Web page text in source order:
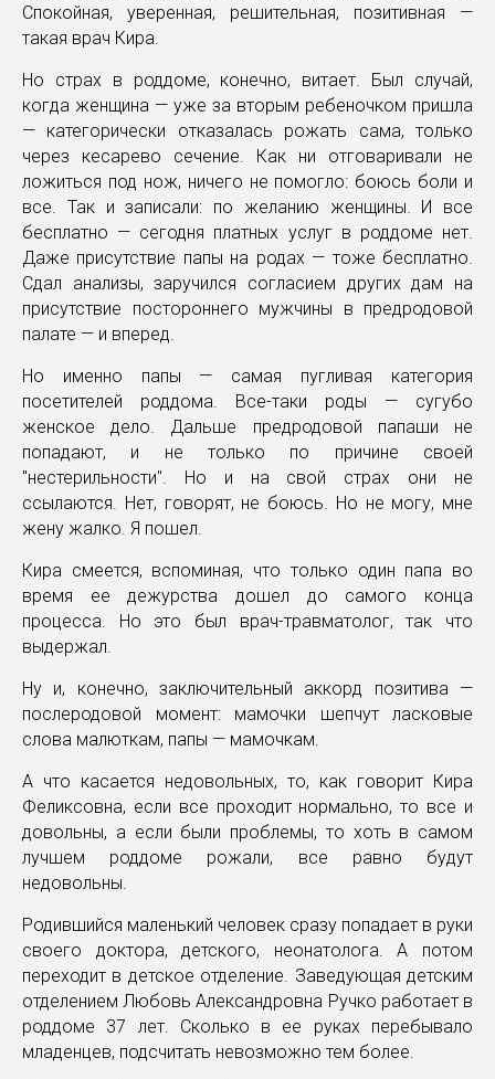
Спокойная, уверенная, решительная, позитивная —
такая врач Кира.
Но страх в роддоме, конечно, витает. Был случай,
когда женщина — уже за вторым ребеночком пришла
— категорически отказалась рожать сама, только
через кесарево сечение. Как ни отговаривали не
ложиться под нож, ничего не помогло: боюсь боли и
все. Так и записали: по желанию женщины. И все
бесплатно — сегодня платных услуг в роддоме нет.
Даже присутствие папы на родах — тоже бесплатно.
Сдал анализы, заручился согласием других дам на
присутствие постороннего мужчины в предродовой
палате — и вперед.
Но именно папы — самая пугливая категория
посетителей роддома. Все-таки роды — сугубо
женское дело. Дальше предродовой папаши не
попадают, и не только по причине своей
"нестерильности". Но и на свой страх они не
ссылаются. Нет, говорят, не боюсь. Но не могу, мне
жену жалко. Я пошел.
Кира смеется, вспоминая, что только один папа во
время ее дежурства дошел до самого конца
процесса. Но это был врач-травматолог, так что
выдержал.
Ну и, конечно, заключительный аккорд позитива —
послеродовой момент: мамочки шепчут ласковые
слова малюткам, папы — мамочкам.
А что касается недовольных, то, как говорит Кира
Феликсовна, если все проходит нормально, то все и
довольны, а если были проблемы, то хоть в самом
лучшем роддоме рожали, все равно будут
недовольны.
Родившийся маленький человек сразу попадает в руки
своего доктора, детского, неонатолога. А потом
переходит в детское отделение. Заведующая детским
отделением Любовь Александровна Ручко работает в
роддоме 37 лет. Сколько в ее руках перебывало
младенцев, подсчитать невозможно тем более.